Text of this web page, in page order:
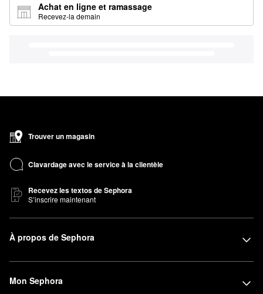
Achat en ligne et ramassage
Recevez-la demain
Trouver un magasin
Clavardage avec le service à la clientèle
Recevez les textos de Sephora
S’inscrire maintenant
À propos de Sephora
Mon Sephora